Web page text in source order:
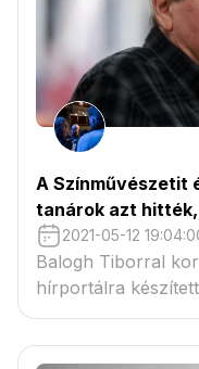
A Színművészetit
tanárok azt
2021-05-12
Balogh Tiborral
hírportálra
megjelent a